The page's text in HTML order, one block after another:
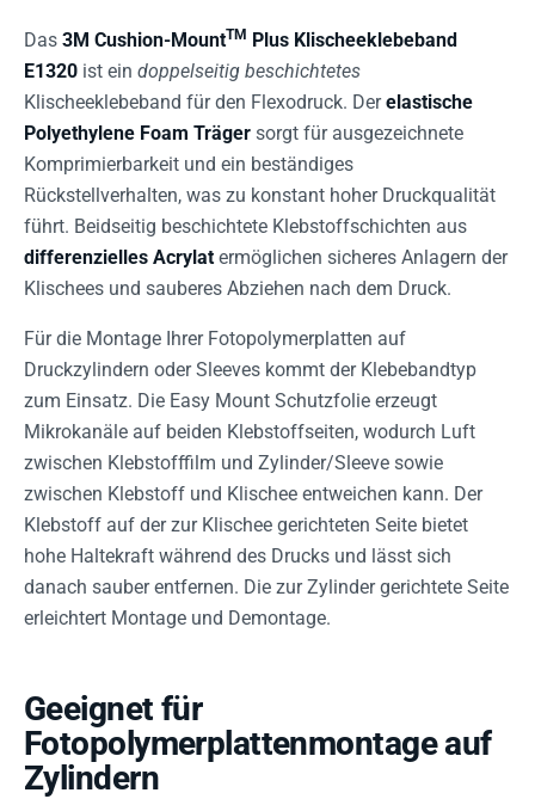
Das 3M Cushion-MountTM Plus Klischeeklebeband
E1320 ist ein doppelseitig beschichtetes
Klischeeklebeband für den Flexodruck. Derelastische
Polyethylene Foam Träger sorgt für ausgezeichnete
Komprimierbarkeit und ein beständiges
Rückstellverhalten, was zu konstant hoher Druckqualität
führt. Beidseitig beschichtete Klebstoffschichten aus
differenzielles Acrylat ermöglichen sicheres Anlagern der
Klischees und sauberes Abziehen nach dem Druck.
Für die Montage Ihrer Fotopolymerplatten auf
Druckzylindern oder Sleeves kommt der Klebebandtyp
zum Einsatz. Die Easy Mount Schutzfolie erzeugt
Mikrokanäle auf beiden Klebstoffseiten, wodurch Luft
zwischen Klebstofffilm und Zylinder/Sleeve sowie
zwischen Klebstoff und Klischee entweichen kann. Der
Klebstoff auf der zur Klischee gerichteten Seite bietet
hohe Haltekraft während des Drucks und lässt sich
danach sauber entfernen. Die zur Zylinder gerichtete Seite
erleichtert Montage und Demontage.
Geeignet für
Fotopolymerplattenmontage auf
Zylindern